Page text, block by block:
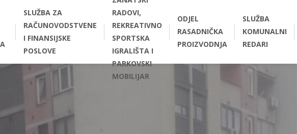
SLUŽBA ZA
RAČUNOVODSTVENE
I FINANSIJSKE
POSLOVE
RADOVI,
REKREATIVNO
SPORTSKA
IGRALIŠTA I
PARKOVSKI
MOBILIJAR
ODJEL
RASADNIČKA
PROIZVODNJA
SLUŽBA
KOMUNALNI
REDARI